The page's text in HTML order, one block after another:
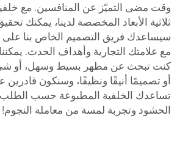
مضى التميّز عن المنافسين. مع
الأبعاد المخصصة لدينا، يمكنك
فريق التصميم الخاص بنا على
علامتك التجارية وأهداف الحدث. يمكننا
تبحث عن مظهر بسيط وسهل، أو شيء
تصميمًا أنيقًا ونظيفًا، وسنكون قادرين
الخلفية المطبوعة حسب الطلب
وتجربة لمسة من معاملة النجوم!